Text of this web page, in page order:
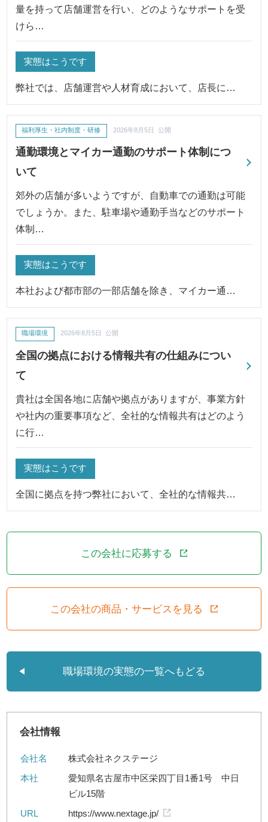
量を持って店舗運営を行い、どのようなサポートを受
けら…
実態はこうです
弊社では、店舗運営や人材育成において、店長に…
通勤環境とマイカー通勤のサポート体制につ
いて
福利厚生・社内制度・研修 2026年8月5日 公開
郊外の店舗が多いようですが、自動車での通勤は可能
でしょうか。また、駐車場や通勤手当などのサポート
体制…
実態はこうです
本社および都市部の一部店舗を除き、マイカー通…
全国の拠点における情報共有の仕組みについ
て
職場環境 2026年8月5日 公開
貴社は全国各地に店舗や拠点がありますが、事業方針
や社内の重要事項など、全社的な情報共有はどのよう
に行…
実態はこうです
全国に拠点を持つ弊社において、全社的な情報共…
この会社に応募する
この会社の商品・サービスを見る
職場環境の実態の一覧へもどる
会社情報
会社名
株式会社ネクステージ
本社
愛知県名古屋市中区栄四丁目1番1号 中日
ビル15階
URL
https://www.nextage.jp/